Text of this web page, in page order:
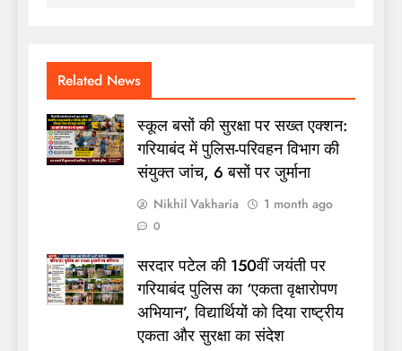
Related News
स्कूल बसों की सुरक्षा पर सख्त एक्शन:
गरियाबंद में पुलिस-परिवहन विभाग की
संयुक्त जांच, 6 बसों पर जुर्माना
Nikhil Vakharia 1 month ago
0
सरदार पटेल की 150वीं जयंती पर
गरियाबंद पुलिस का ‘एकता वृक्षारोपण
अभियान’, विद्यार्थियों को दिया राष्ट्रीय
एकता और सुरक्षा का संदेश